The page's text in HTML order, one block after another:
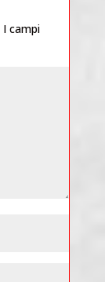
I campi